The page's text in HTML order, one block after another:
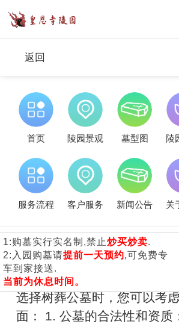
1:购墓实行实名制,禁止炒买炒卖.
2:入园购墓请提前一天预约,可免费专
车到家接送.
当前为休息时间。
返回
首页 陵园景观 墓型图 陵
服务流程 客户服务 新闻公告 关
树葬是一种环保、节约土地
式。在成都，有一些公墓提
选择树葬公墓时，您可以考
面： 1. 公墓的合法性和资质